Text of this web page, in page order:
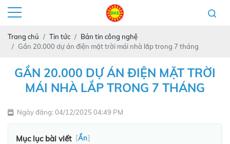
Trang chủ Tin tức
Bản tin công nghệ
Gần 20.000 dự án điện mặt trời mái nhà lắp trong 7 tháng
GẦN 20.000 DỰ ÁN ĐIỆN MẶT TRỜI
MÁI NHÀ LẮP TRONG 7 THÁNG
Ngày đăng: 04/12/2025 04:49 PM
Mục lục bài viết [Ẩn]